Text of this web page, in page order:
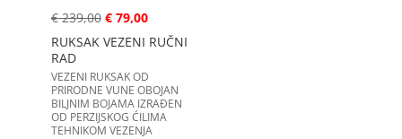
€239,00 €79,00
RUKSAK VEZENI RUČNI
RAD
VEZENI RUKSAK OD
PRIRODNE VUNE OBOJAN
BILJNIM BOJAMA IZRAĐEN
OD PERZIJSKOG ĆILIMA
TEHNIKOM VEZENJA